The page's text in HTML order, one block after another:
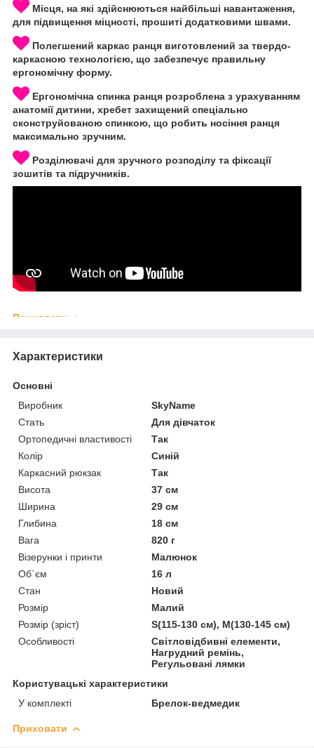
Місця, на які здійснюються найбільші навантаження,
для підвищення міцності, прошиті додатковими швами.
Полегшений каркас ранця виготовлений за твердо-
каркасною технологією, що забезпечує правильну
ергономічну форму.
Ергономічна спинка ранця розроблена з урахуванням
анатомії дитини, хребет захищений спеціально
сконструйованою спинкою, що робить носіння ранця
максимально зручним.
Розділювачі для зручного розподілу та фіксації
зошитів та підручників.
Приховати
Характеристики
Основні
Виробник
SkyName
Стать
Для дівчаток
Ортопедичні властивості
Так
Колір
Синій
Каркасний рюкзак
Так
Висота
37 см
Ширина
29 см
Глибина
18 см
Вага
820 г
Візерунки і принти
Малюнок
Об`єм
16 л
Стан
Новий
Розмір
Малий
Розмір (зріст)
S(115-130 см), M(130-145 см)
Особливості
Світловідбивні елементи,
Нагрудний ремінь,
Регульовані лямки
Користувацькі характеристики
У комплекті
Брелок-ведмедик
Приховати